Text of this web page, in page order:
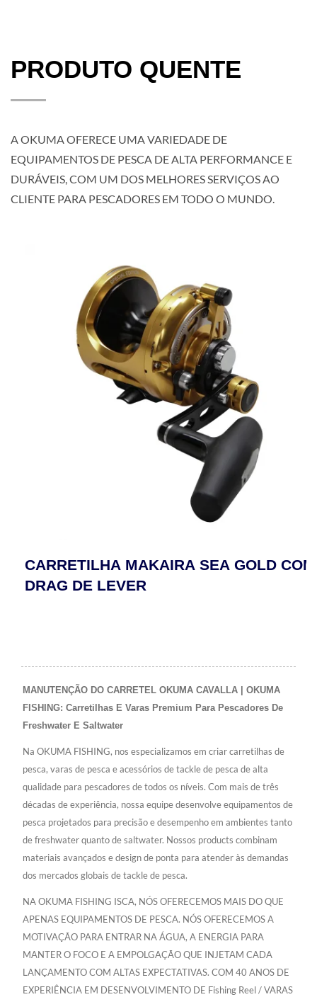
PRODUTO QUENTE
A OKUMA OFERECE UMA VARIEDADE DE
EQUIPAMENTOS DE PESCA DE ALTA PERFORMANCE E
DURÁVEIS, COM UM DOS MELHORES SERVIÇOS AO
CLIENTE PARA PESCADORES EM TODO O MUNDO.
CARRETILHA MAKAIRA SEA GOLD COM
DRAG DE LEVER
MANUTENÇÃO DO CARRETEL OKUMA CAVALLA | OKUMA
FISHING: Carretilhas E Varas Premium Para Pescadores De
Freshwater E Saltwater
Na OKUMA FISHING, nos especializamos em criar carretilhas de
pesca, varas de pesca e acessórios de tackle de pesca de alta
qualidade para pescadores de todos os níveis. Com mais de três
décadas de experiência, nossa equipe desenvolve equipamentos de
pesca projetados para precisão e desempenho em ambientes tanto
de freshwater quanto de saltwater. Nossos products combinam
materiais avançados e design de ponta para atender às demandas
dos mercados globais de tackle de pesca.
NA OKUMA FISHING ISCA, NÓS OFERECEMOS MAIS DO QUE
APENAS EQUIPAMENTOS DE PESCA. NÓS OFERECEMOS A
MOTIVAÇÃO PARA ENTRAR NA ÁGUA, A ENERGIA PARA
MANTER O FOCO E A EMPOLGAÇÃO QUE INJETAM CADA
LANÇAMENTO COM ALTAS EXPECTATIVAS. COM 40 ANOS DE
EXPERIÊNCIA EM DESENVOLVIMENTO DE Fishing Reel / VARAS